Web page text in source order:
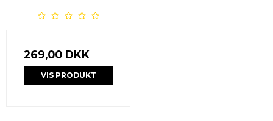
269,00 DKK
VIS PRODUKT